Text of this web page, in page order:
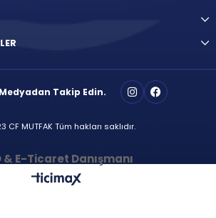
Takip Edin.
CF MUTFAK Tüm hakları saklıdır.
& E-Ticaret Danışmanı